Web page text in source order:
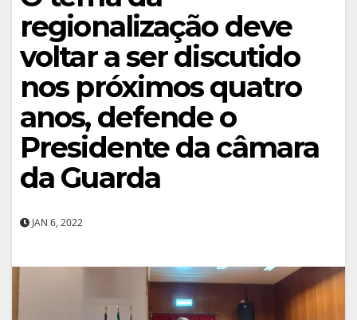
regionalização deve
voltar a ser discutido
nos próximos quatro
anos, defende o
Presidente da câmara
da Guarda
JAN 6, 2022